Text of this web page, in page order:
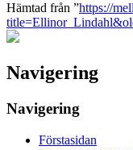
Hämtad från ”https://
Navigering
Navigering
Förstasidan